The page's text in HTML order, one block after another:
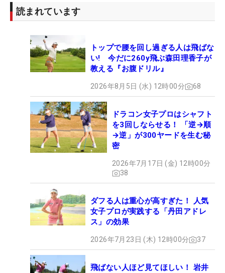
読まれています
トップで腰を回し過ぎる人は飛ばな
い! 今だに260y飛ぶ森田理香子が
教える『お腹ドリル』
2026年8月5日 (水) 12時00分 68
ドラコン女子プロはシャフト
を3回しならせる！ 「逆→順
→逆」が300ヤードを生む秘
密
2026年7月17日 (金) 12時00分
38
ダフる人は重心が高すぎた！ 人気
女子プロが実践する「丹田アドレ
ス」の効果
2026年7月23日 (木) 12時00分 37
飛ばない人ほど見てほしい！ 岩井